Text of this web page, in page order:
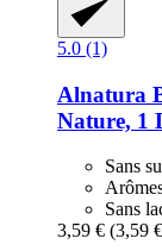
5.0 (1)
Alnatura
Nature, 1
Sans
Sans
3,59 € (3,59